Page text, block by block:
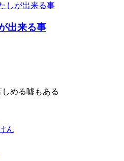
出来る事
める嘘もある